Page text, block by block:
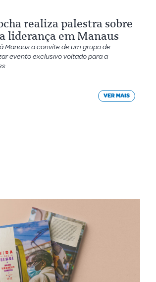
realiza palestra sobre
liderança em Manaus
Manaus a convite de um grupo de
evento exclusivo voltado para a
VER MAIS